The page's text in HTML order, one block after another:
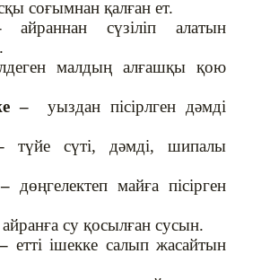
соғымнан қалған ет.
–айраннан сүзіліп алатын
малдың алғашқы қою
–уыздан пісірлген дәмді
түйе сүті, дәмді, шипалы
дөңгелектеп майға пісірген
айранға су қосылған сусын.
етті ішекке салып жасайтын